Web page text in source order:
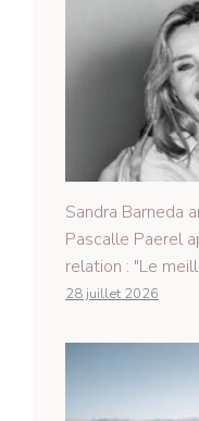
Sandra Barneda
Pascalle Paerel
relation : "Le
28 juillet 2026